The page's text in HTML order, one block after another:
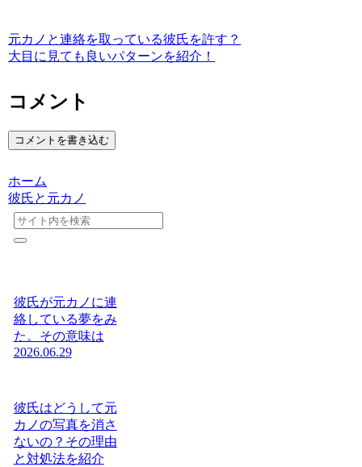
元カノと連絡を取っている彼氏を許す？
大目に見ても良いパターンを紹介！
コメント
コメントを書き込む
ホーム
彼氏と元カノ
彼氏が元カノに連
絡している夢をみ
た。その意味は
2026.06.29
彼氏はどうして元
カノの写真を消さ
ないの？その理由
と対処法を紹介